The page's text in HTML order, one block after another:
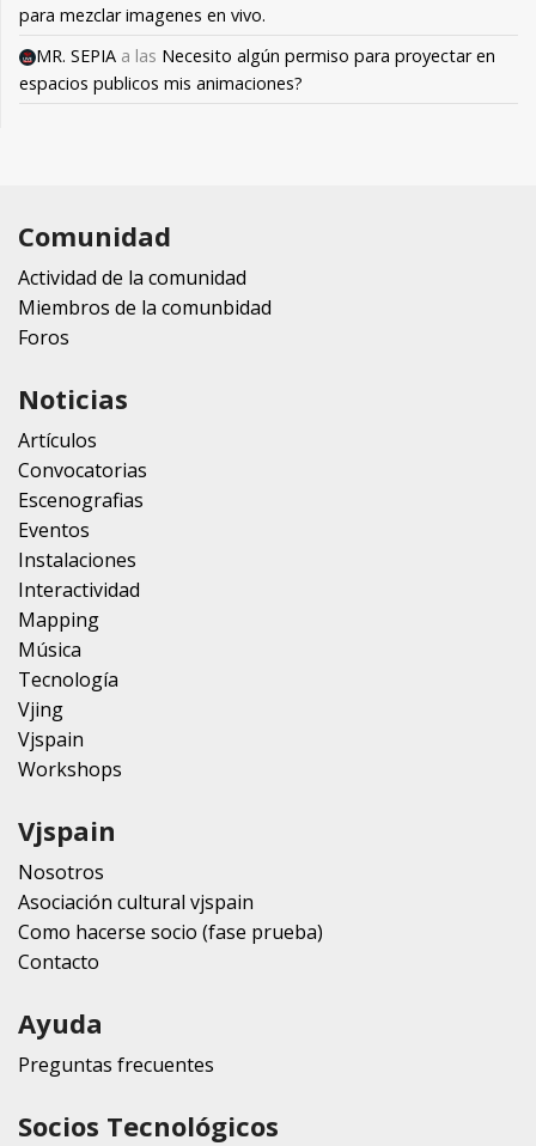
para mezclar imagenes en vivo.
MR. SEPIA a las Necesito algún permiso para proyectar en
espacios publicos mis animaciones?
Comunidad
Actividad de la comunidad
Miembros de la comunbidad
Foros
Noticias
Artículos
Convocatorias
Escenografias
Eventos
Instalaciones
Interactividad
Mapping
Música
Tecnología
Vjing
Vjspain
Workshops
Vjspain
Nosotros
Asociación cultural vjspain
Como hacerse socio (fase prueba)
Contacto
Ayuda
Preguntas frecuentes
Socios Tecnológicos